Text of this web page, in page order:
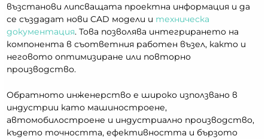
възстанови липсващата проектна информация и да
се създадат нови CAD модели и техническа
документация. Това позволява интегрирането на
компонента в съответния работен възел, както и
неговото оптимизиране или повторно
производство.
Обратното инженерство е широко използвано в
индустрии като машиностроене,
автомобилостроене и индустриално производство,
където точността, ефективността и бързото